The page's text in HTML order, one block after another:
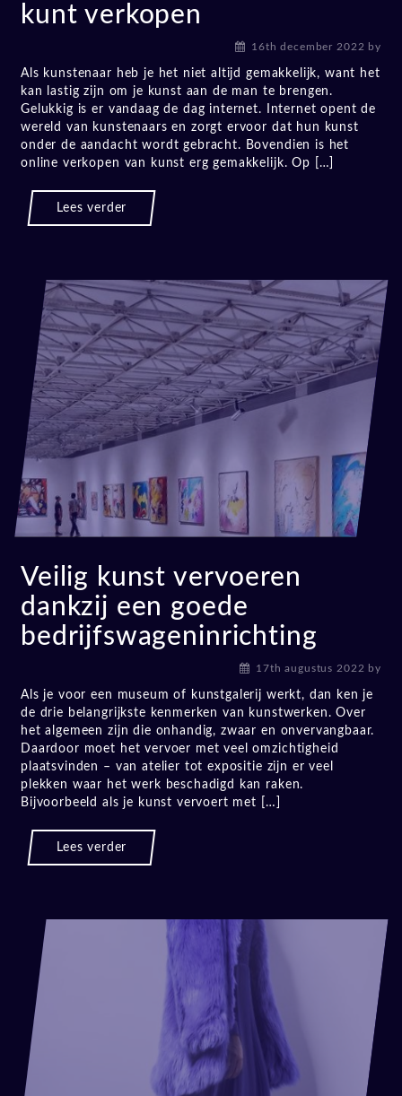
kunt verkopen
16th december 2022 by
Als kunstenaar heb je het niet altijd gemakkelijk, want het
kan lastig zijn om je kunst aan de man te brengen.
Gelukkig is er vandaag de dag internet. Internet opent de
wereld van kunstenaars en zorgt ervoor dat hun kunst
onder de aandacht wordt gebracht. Bovendien is het
online verkopen van kunst erg gemakkelijk. Op […]
Lees verder
Veilig kunst vervoeren
dankzij een goede
bedrijfswageninrichting
17th augustus 2022 by
Als je voor een museum of kunstgalerij werkt, dan ken je
de drie belangrijkste kenmerken van kunstwerken. Over
het algemeen zijn die onhandig, zwaar en onvervangbaar.
Daardoor moet het vervoer met veel omzichtigheid
plaatsvinden – van atelier tot expositie zijn er veel
plekken waar het werk beschadigd kan raken.
Bijvoorbeeld als je kunst vervoert met […]
Lees verder